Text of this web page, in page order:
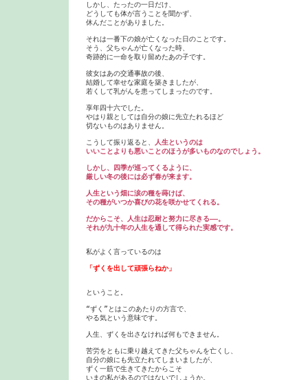
しかし、たったの一日だけ、
どうしても体が言うことを聞かず、
休んだことがありました。
それは一番下の娘が亡くなった日のことです。
そう、父ちゃんが亡くなった時、
奇跡的に一命を取り留めたあの子です。
彼女はあの交通事故の後、
結婚して幸せな家庭を築きましたが、
若くして乳がんを患ってしまったのです。
享年四十六でした。
やはり親としては自分の娘に先立たれるほど
切ないものはありません。
こうして振り返ると、
人生というのは
いいことよりも悪いことのほうが多いものなのでしょう。
しかし、四季が巡ってくるように、
厳しい冬の後には必ず春が来ます。
人生という畑に涙の種を蒔けば、
その種がいつか喜びの花を咲かせてくれる。
だからこそ、人生は忍耐と努力に尽きる――。
私がよく言っているのは
「ずくを出して頑張らねか」
ということ。
“ずく”とはこのあたりの方言で、
やる気という意味です。
人生、ずくを出さなければ何もできません。
苦労をともに乗り越えてきた父ちゃんを亡くし、
自分の娘にも先立たれてしまいましたが、
ずく一筋で生きてきたからこそ
いまの私があるのではないでしょうか。